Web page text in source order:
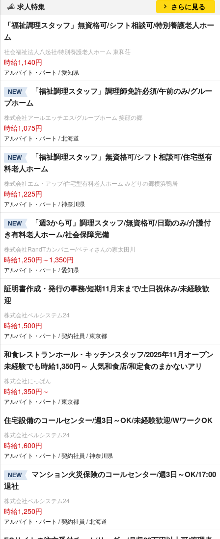
求人特集 さらに見る
「福祉調理スタッフ」無資格可/シフト相談可/特別養護老人ホー
ム
社会福祉法人八起社/特別養護老人ホーム 東和荘
時給1,140円
アルバイト・パート / 愛知県
NEW
「福祉調理スタッフ」調理師免許必須/午前のみ/グルー
プホーム
株式会社アールエッチエス/グループホーム 笑顔の郷
時給1,075円
アルバイト・パート / 北海道
NEW
「福祉調理スタッフ」無資格可/シフト相談可/住宅型有
料老人ホーム
株式会社エム・アップ/住宅型有料老人ホーム みどりの郷横浜鴨居
時給1,225円
アルバイト・パート / 神奈川県
NEW
「週3から可」調理スタッフ/無資格可/日勤のみ/介護付
き有料老人ホーム/社会保障完備
株式会社RandTカンパニー/ベティさんの家太田川
時給1,250円～1,350円
アルバイト・パート / 愛知県
証明書作成・発行の事務/短期11月末まで/土日祝休み/未経験歓
迎
株式会社ベルシステム24
時給1,500円
アルバイト・パート / 契約社員 / 東京都
和食レストランホール・キッチンスタッフ/2025年11月オープン
未経験でも時給1,350円～ 人気和食店/和定食のまかないアリ
株式会社にっぱん
時給1,350円～
アルバイト・パート / 東京都
住宅設備のコールセンター/週3日～OK/未経験歓迎/WワークOK
株式会社ベルシステム24
時給1,600円
アルバイト・パート / 契約社員 / 神奈川県
NEW
マンション火災保険のコールセンター/週3日～OK/17:00
退社
株式会社ベルシステム24
時給1,250円
アルバイト・パート / 契約社員 / 北海道